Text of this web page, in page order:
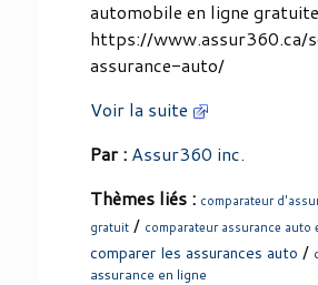
automobile en ligne
https://www.assur360.ca/
assurance-auto/
Voir la suite
Par : Assur360 inc.
Thèmes liés : comparateur
gratuit / comparateur assurance
comparer les assurances auto /
assurance en ligne